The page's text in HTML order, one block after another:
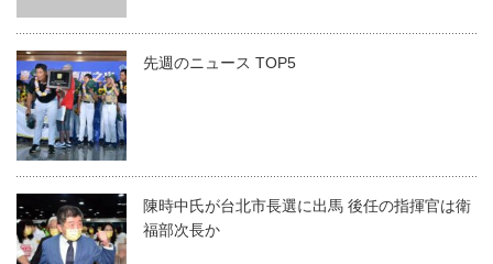
先週のニュース TOP5
陳時中氏が台北市長選に出馬 後任の指揮官は衛
福部次長か